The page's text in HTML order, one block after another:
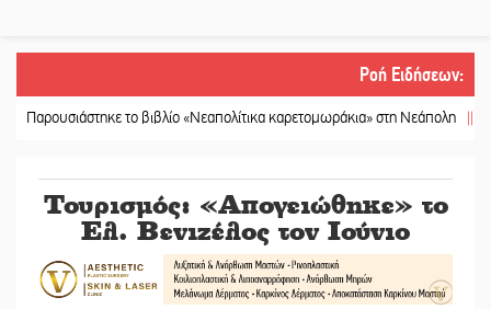
Ροή Ειδήσεων:
το βιβλίο «Νεαπολίτικα καρετομωράκια» στη Νεάπολη || Στο
Τουρισμός: «Απογειώθηκε» το
Ελ. Βενιζέλος τον Ιούνιο